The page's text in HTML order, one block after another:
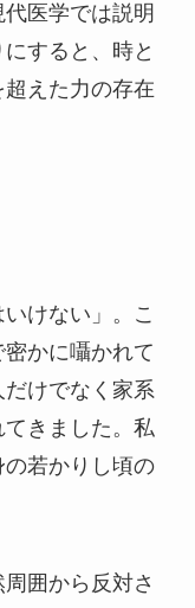
医学では説明
すると、時と
えた力の存在
けない」。こ
かに囁かれて
けでなく家系
きました。私
若かりし頃の
囲から反対さ